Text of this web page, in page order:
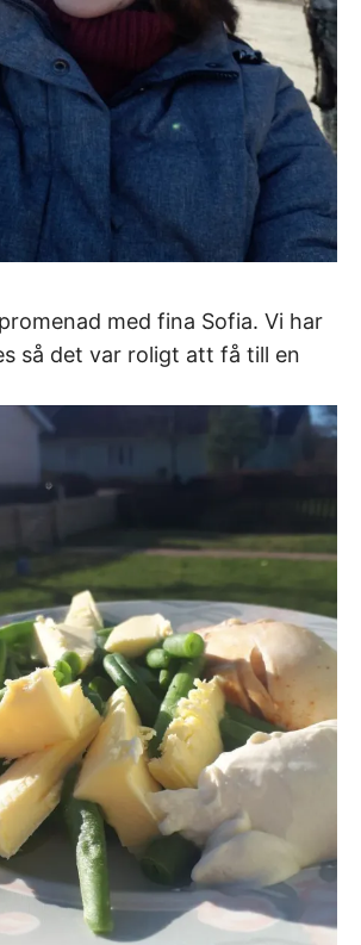
med fina Sofia. Vi har
så det var roligt att få till en